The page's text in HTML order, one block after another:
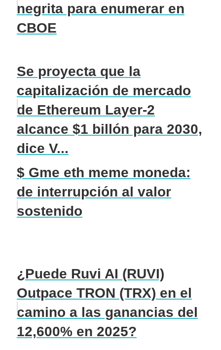
negrita para enumerar en
CBOE
Se proyecta que la
capitalización de mercado
de Ethereum Layer-2
alcance $1 billón para 2030,
dice V...
$ Gme eth meme moneda:
de interrupción al valor
sostenido
¿Puede Ruvi AI (RUVI)
Outpace TRON (TRX) en el
camino a las ganancias del
12,600% en 2025?